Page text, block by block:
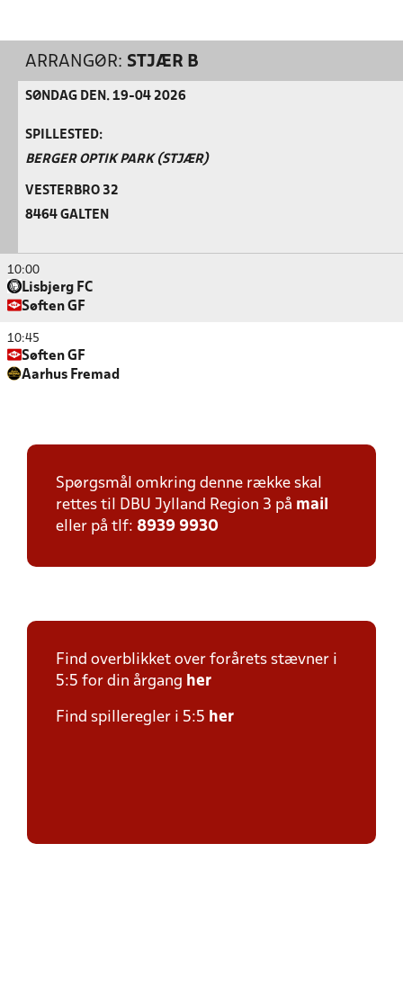
ARRANGØR: STJÆR B
SØNDAG DEN. 19-04 2026
SPILLESTED:
BERGER OPTIK PARK (STJÆR)
VESTERBRO 32
8464 GALTEN
10:00
Lisbjerg FC
Søften GF
10:45
Søften GF
Aarhus Fremad
Spørgsmål omkring denne række skal
rettes til DBU Jylland Region 3 på mail
eller på tlf: 8939 9930
Find overblikket over forårets stævner i
5:5 for din årgang her
Find spilleregler i 5:5 her